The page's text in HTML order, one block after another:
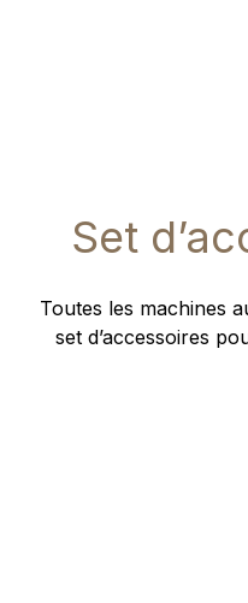
Set
Toutes les machines
set d’accessoires